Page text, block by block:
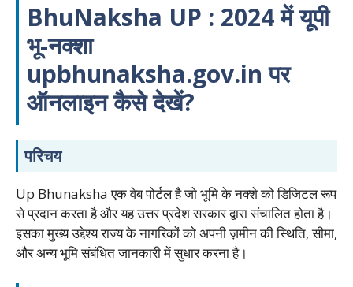
BhuNaksha UP : 2024 में यूपी
भू-नक्शा
upbhunaksha.gov.in पर
ऑनलाइन कैसे देखें?
परिचय
Up Bhunaksha एक वेब पोर्टल है जो भूमि के नक्शे को डिजिटल रूप
से प्रदान करता है और यह उत्तर प्रदेश सरकार द्वारा संचालित होता है।
इसका मुख्य उद्देश्य राज्य के नागरिकों को अपनी ज़मीन की स्थिति, सीमा,
और अन्य भूमि संबंधित जानकारी में सुधार करना है।